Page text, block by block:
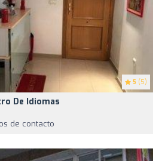
5 (5)
De Idiomas
de contacto